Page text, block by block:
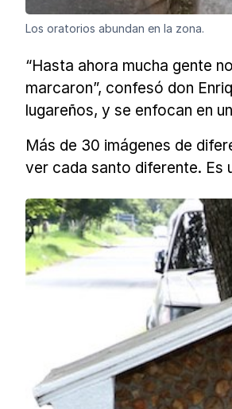
Los oratorios abundan en la zona.
“Hasta ahora mucha gente
marcaron”, confesó don
lugareños, y se enfocan en
Más de 30 imágenes de
ver cada santo diferente. Es